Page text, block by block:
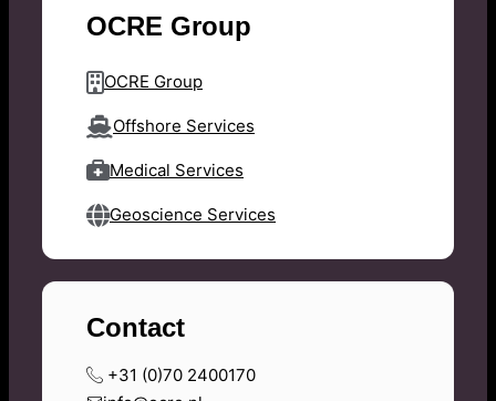
OCRE Group
OCRE Group
Offshore Services
Medical Services
Geoscience Services
Contact
+31 (0)70 2400170